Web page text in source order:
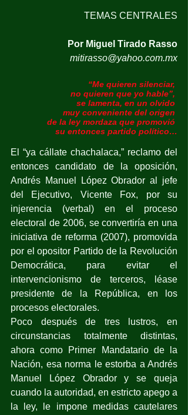
TEMAS CENTRALES
Por Miguel Tirado Rasso
mitirasso@yahoo.com.mx
“Me quieren silenciar,
no quieren que yo hable”,
se lamenta, en un olvido
muy conveniente del origen
de la ley mordaza que promovió
su entonces partido político…
El “ya cállate chachalaca,” reclamo del
entonces candidato de la oposición,
Andrés Manuel López Obrador al jefe
del Ejecutivo, Vicente Fox, por su
injerencia (verbal) en el proceso
electoral de 2006, se convertiría en una
iniciativa de reforma (2007), promovida
por el opositor Partido de la Revolución
Democrática, para evitar el
intervencionismo de terceros, léase
presidente de la República, en los
procesos electorales.
Poco después de tres lustros, en
circunstancias totalmente distintas,
ahora como Primer Mandatario de la
Nación, esa norma le estorba a Andrés
Manuel López Obrador y se queja
cuando la autoridad, en estricto apego a
la ley, le impone medidas cautelares